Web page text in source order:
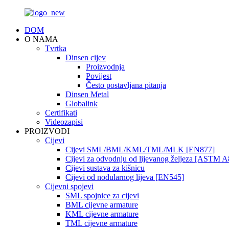
DOM
O NAMA
Tvrtka
Dinsen cijev
Proizvodnja
Povijest
Često postavljana pitanja
Dinsen Metal
Globalink
Certifikati
Videozapisi
PROIZVODI
Cijevi
Cijevi SML/BML/KML/TML/MLK [EN877]
Cijevi za odvodnju od lijevanog željeza [ASTM
Cijevi sustava za kišnicu
Cijevi od nodularnog lijeva [EN545]
Cijevni spojevi
SML spojnice za cijevi
BML cijevne armature
KML cijevne armature
TML cijevne armature